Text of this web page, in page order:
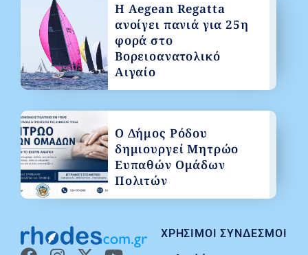
ΧΡΉΣΙΜΟΙ ΣΎΝΔΕΣΜΟΙ
Η Aegean Regatta
ανοίγει πανιά για 25η
φορά στο
Βορειοανατολικό
Αιγαίο
Ο Δήμος Ρόδου
δημιουργεί Μητρώο
Ευπαθών Ομάδων
Πολιτών